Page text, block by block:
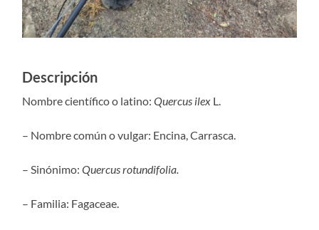
Descripción
Nombre científico o latino:Quercus ilex L.
– Nombre común o vulgar: Encina, Carrasca.
– Sinónimo:Quercus rotundifolia.
– Familia: Fagaceae.